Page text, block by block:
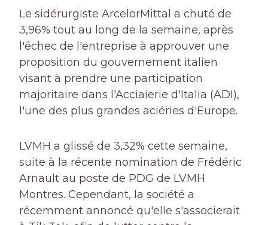
Le sidérurgiste ArcelorMittal a chuté de
3,96% tout au long de la semaine, après
l'échec de l'entreprise à approuver une
proposition du gouvernement italien
visant à prendre une participation
majoritaire dans l'Acciaierie d'Italia (ADI),
l'une des plus grandes aciéries d'Europe.
LVMH a glissé de 3,32% cette semaine,
suite à la récente nomination de Frédéric
Arnault au poste de PDG de LVMH
Montres. Cependant, la société a
récemment annoncé qu'elle s'associerait